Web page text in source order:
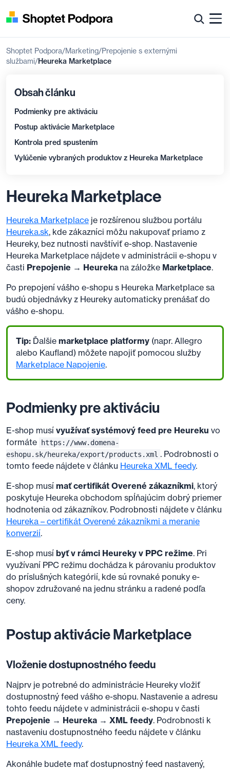
Shoptet Podpora Marketing Prepojenie s externými
službami Heureka Marketplace
Obsah článku
Podmienky pre aktiváciu
Postup aktivácie Marketplace
Kontrola pred spustením
Vylúčenie vybraných produktov z Heureka Marketplace
Heureka Marketplace
Heureka Marketplace je rozšírenou službou portálu
Heureka.sk, kde zákazníci môžu nakupovať priamo z
Heureky, bez nutnosti navštíviť e-shop. Nastavenie
Heureka Marketplace nájdete v administrácii e-shopu v
časti Prepojenie → Heureka na záložke Marketplace.
Po prepojení vášho e-shopu s Heureka Marketplace sa
budú objednávky z Heureky automaticky prenášať do
vášho e-shopu.
Tip: Ďalšie marketplace platformy (napr. Allegro
alebo Kaufland) môžete napojiť pomocou služby
Marketplace Napojenie.
Podmienky pre aktiváciu
E-shop musí využívať systémový feed pre Heureku vo
formáte
https://www.domena-
eshopu.sk/heureka/export/products.xml . Podrobnosti o
tomto feede nájdete v článku Heureka XML feedy.
E-shop musí mať certifikát Overené zákazníkmi, ktorý
poskytuje Heureka obchodom spĺňajúcim dobrý priemer
hodnotenia od zákazníkov. Podrobnosti nájdete v článku
Heureka – certifikát Overené zákazníkmi a meranie
konverzií.
E-shop musí byť v rámci Heureky v PPC režime. Pri
využívaní PPC režimu dochádza k párovaniu produktov
do príslušných kategórií, kde sú rovnaké ponuky e-
shopov združované na jednu stránku a radené podľa
ceny.
Postup aktivácie Marketplace
Vloženie dostupnostného feedu
Najprv je potrebné do administrácie Heureky vložiť
dostupnostný feed vášho e-shopu. Nastavenie a adresu
tohto feedu nájdete v administrácii e-shopu v časti
Prepojenie → Heureka → XML feedy. Podrobnosti k
nastaveniu dostupnostného feedu nájdete v článku
Heureka XML feedy.
Akonáhle budete mať dostupnostný feed nastavený,